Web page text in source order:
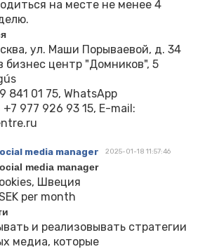
на месте не менее 4
ул. Маши Порываевой, д. 34
бизнес центр "Домников", 5
841 01 75, WhatsApp
977 926 93 15, E-mail:
media manager 2025-01-18 11:57:46
media manager
Швеция
per month
и реализовывать стратегии
медиа, которые